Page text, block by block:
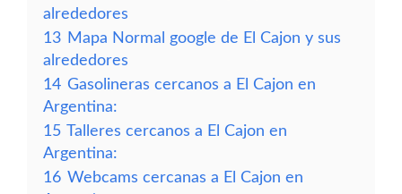
alrededores
13 Mapa Normal google de El Cajon y sus
alrededores
14 Gasolineras cercanos a El Cajon en
Argentina:
15 Talleres cercanos a El Cajon en
Argentina:
16 Webcams cercanas a El Cajon en